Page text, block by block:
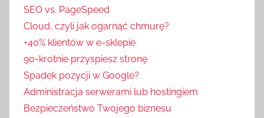
SEO vs. PageSpeed
Cloud, czyli jak ogarnąć chmurę?
+40% klientów w e-sklepie
90-krotnie przyspiesz stronę
Spadek pozycji w Google?
Administracja serwerami lub hostingiem
Bezpieczeństwo Twojego biznesu